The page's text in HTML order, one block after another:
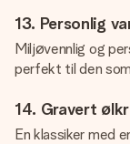
13. Personlig
Miljøvennlig og
perfekt til den
14. Gravert
En klassiker med